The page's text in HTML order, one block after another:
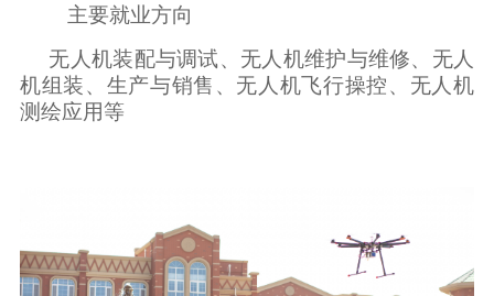
主要就业方向
无人机装配与调试、无人机维护与维修、无人
机组装、生产与销售、无人机飞行操控、无人机
测绘应用等